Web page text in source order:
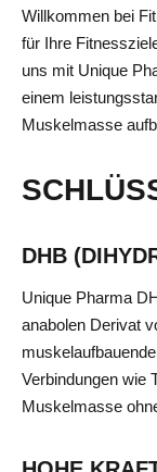
Willkommen bei
für Ihre
uns mit Unique
einem
Muskelmasse
DHB
Unique Pharma
anabolen Derivat
Verbindungen wie
Muskelmasse